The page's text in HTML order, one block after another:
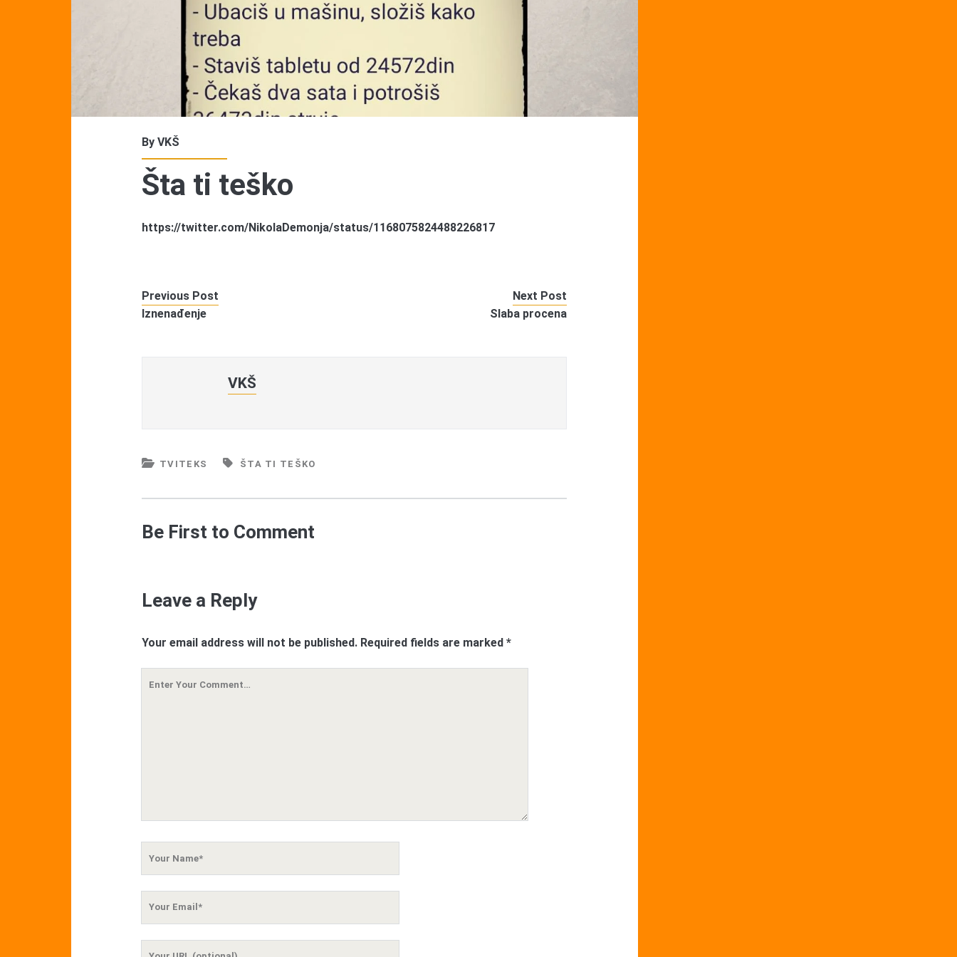
ByVKŠ
Šta ti teško
https://twitter.com/NikolaDemonja/status/1168075824488226817
Previous Post
Iznenađenje
Next Post
Slaba procena
VKŠ
TVITEKS ŠTA TI TEŠKO
Be First to Comment
Leave a Reply
Your email address will not be published. Required fields are marked*